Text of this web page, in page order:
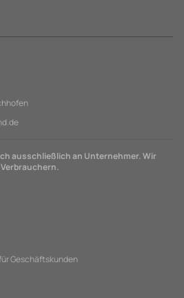
ausschließlich an Unternehmer. Wir
Geschäftskunden